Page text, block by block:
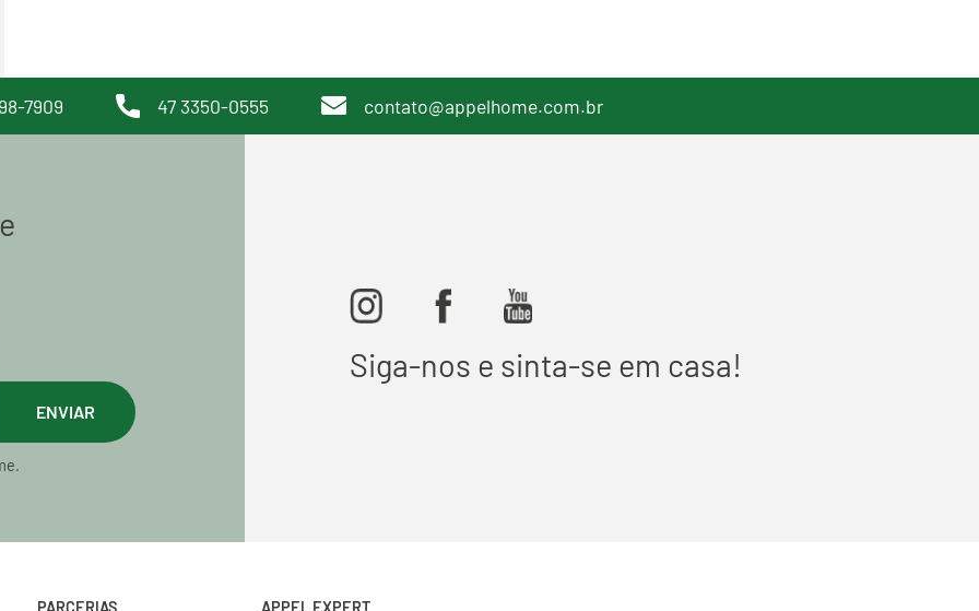
7909 47 3350-0555 contato@appelhome.com.br
ENVIAR
Siga-nos e sinta-se em casa!